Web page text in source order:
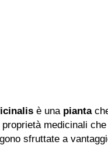
è una pianta
medicinali che
sfruttate a